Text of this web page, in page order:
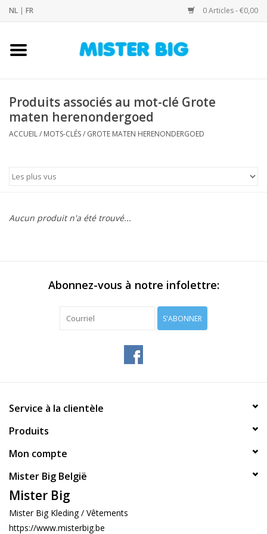
NL | FR 0 Articles - €0,00
Accueil
Notre Boutique
Produits associés au mot-clé Grote
maten herenondergoed
ACCUEIL/ MOTS-CLÉS/ GROTE MATEN HERENONDERGOED
Aucun produit n'a été trouvé...
Abonnez-vous à notre infolettre:
S'ABONNER
Service à la clientèle
Produits
Mon compte
Mister Big België
Mister Big
Mister Big Kleding / Vêtements
https://www.misterbig.be